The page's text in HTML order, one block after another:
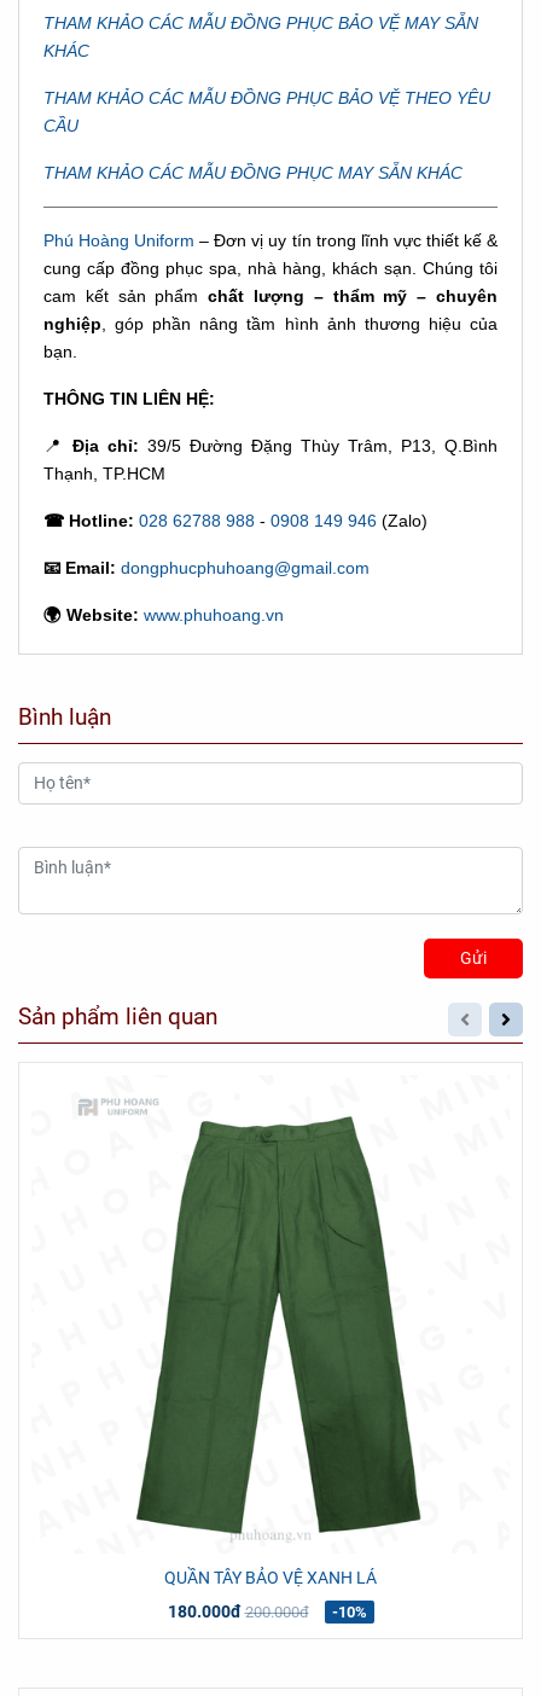
THAM KHẢO CÁC MẪU ĐỒNG PHỤC BẢO VỆ MAY SẴN
KHÁC
THAM KHẢO CÁC MẪU ĐỒNG PHỤC BẢO VỆ THEO YÊU
CẦU
THAM KHẢO CÁC MẪU ĐỒNG PHỤC MAY SẴN KHÁC
Phú Hoàng Uniform – Đơn vị uy tín trong lĩnh vực thiết kế &
cung cấp đồng phục spa, nhà hàng, khách sạn. Chúng tôi
cam kết sản phẩmchất lượng – thẩm mỹ – chuyên
nghiệp , góp phần nâng tầm hình ảnh thương hiệu của
bạn.
THÔNG TIN LIÊN HỆ:
📍 Địa chỉ: 39/5 Đường Đặng Thùy Trâm, P13, Q.Bình
Thạnh, TP.HCM
☎ Hotline: 028 62788 988 - 0908 149 946 (Zalo)
📧 Email: dongphucphuhoang@gmail.com
🌍 Website: www.phuhoang.vn
Bình luận
Gửi
Sản phẩm liên quan
QUẦN TÂY BẢO VỆ XANH LÁ
180.000đ 200.000đ -10%